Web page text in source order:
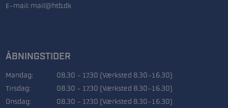
E-mail: mail@htb.dk
ÅBNINGSTIDER
Mandag:
08.30 - 17.30 (Værksted 8.30-16.30)
Tirsdag:
08.30 - 17.30 (Værksted 8.30-16.30)
Onsdag:
08.30 - 17.30 (Værksted 8.30-16.30)